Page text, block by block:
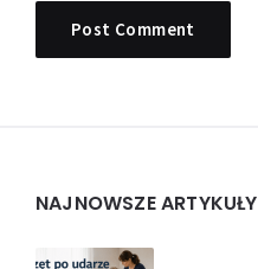
Widgets
NAJNOWSZE ARTYKUŁY